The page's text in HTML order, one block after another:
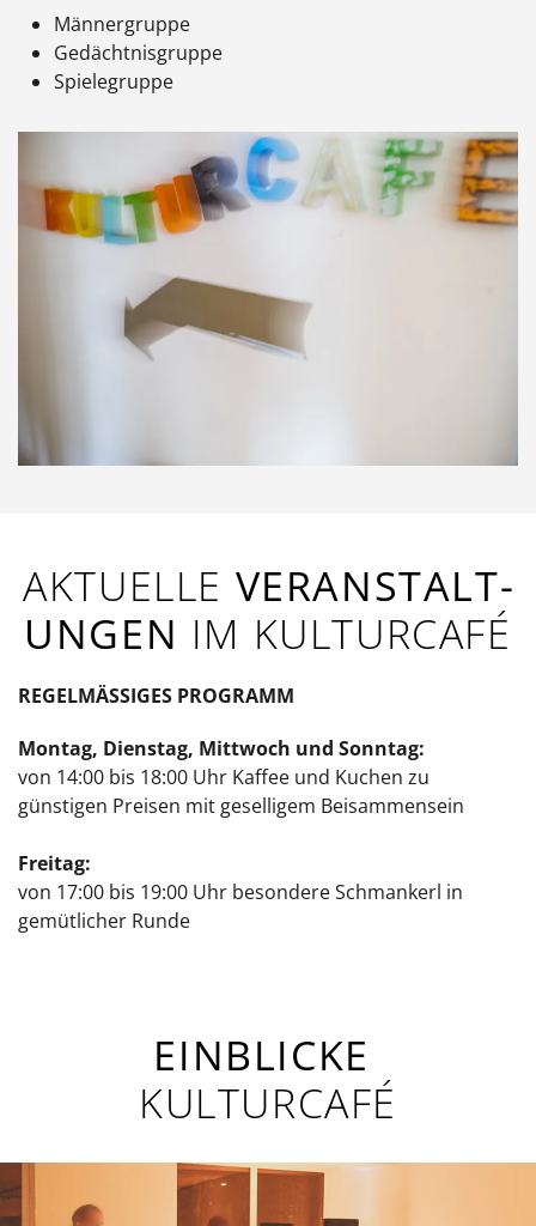
Männergruppe
Gedächtnisgruppe
Spielegruppe
AKTUELLE VERANSTALT­
UNGEN IM KULTURCAFÉ
REGELMÄSSIGES PROGRAMM
Montag, Dienstag, Mittwoch und Sonntag:
von 14:00 bis 18:00 Uhr Kaffee und Kuchen zu
günstigen Preisen mit geselligem Beisammensein
Freitag:
von 17:00 bis 19:00 Uhr besondere Schmankerl in
gemütlicher Runde
EINBLICKE
KULTURCAFÉ